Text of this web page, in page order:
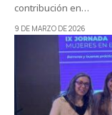
contribución en…
9 DE MARZO DE 2026